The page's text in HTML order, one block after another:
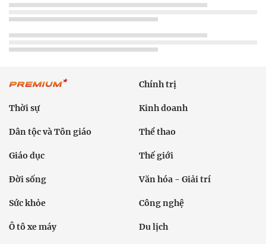
Chính trị
Thời sự Kinh doanh
Dân tộc và Tôn giáo Thể thao
Giáo dục Thế giới
Đời sống Văn hóa - Giải trí
Sức khỏe Công nghệ
Ô tô xe máy Du lịch